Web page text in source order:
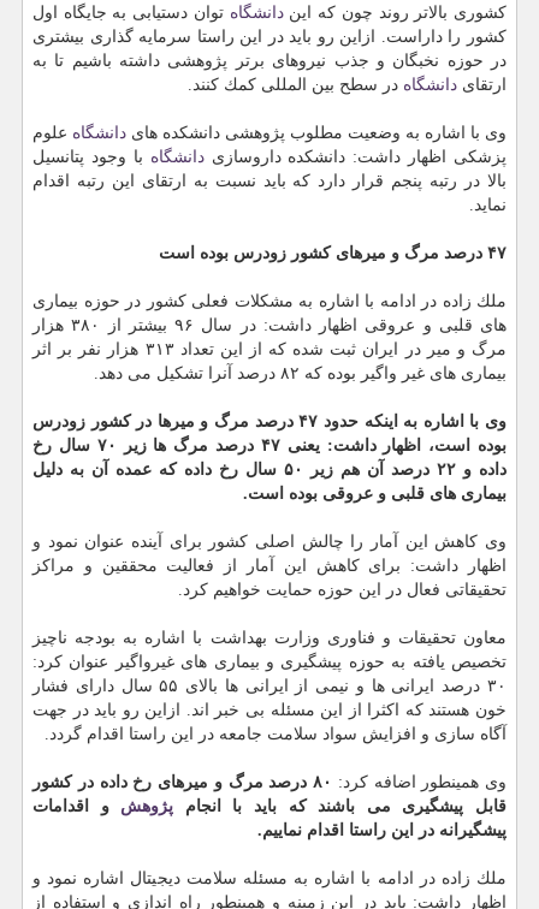
كشوری بالاتر روند چون كه ایندانشگاه توان دستیابی به جایگاه اول
كشور را داراست. ازاین رو باید در این راستا سرمایه گذاری بیشتری
در حوزه نخبگان و جذب نیروهای برتر پژوهشی داشته باشیم تا به
ارتقای دانشگاه در سطح بین المللی كمك كنند.
وی با اشاره به وضعیت مطلوب پژوهشی دانشكده های دانشگاه علوم
پزشكی اظهار داشت: دانشكده داروسازیدانشگاه با وجود پتانسیل
بالا در رتبه پنجم قرار دارد كه باید نسبت به ارتقای این رتبه اقدام
نماید.
۴۷ درصد مرگ و میرهای كشور زودرس بوده است
ملك زاده در ادامه با اشاره به مشكلات فعلی كشور در حوزه بیماری
های قلبی و عروقی اظهار داشت: در سال ۹۶ بیشتر از ۳۸۰ هزار
مرگ و میر در ایران ثبت شده كه از این تعداد ۳۱۳ هزار نفر بر اثر
بیماری های غیر واگیر بوده كه ۸۲ درصد آنرا تشكیل می دهد.
وی با اشاره به اینكه حدود ۴۷ درصد مرگ و میرها در كشور زودرس
بوده است، اظهار داشت: یعنی ۴۷ درصد مرگ ها زیر ۷۰ سال رخ
داده و ۲۲ درصد آن هم زیر ۵۰ سال رخ داده كه عمده آن به دلیل
بیماری های قلبی و عروقی بوده است.
وی كاهش این آمار را چالش اصلی كشور برای آینده عنوان نمود و
اظهار داشت: برای كاهش این آمار از فعالیت محققین و مراكز
تحقیقاتی فعال در این حوزه حمایت خواهیم كرد.
معاون تحقیقات و فناوری وزارت بهداشت با اشاره به بودجه ناچیز
تخصیص یافته به حوزه پیشگیری و بیماری های غیرواگیر عنوان كرد:
۳۰ درصد ایرانی ها و نیمی از ایرانی ها بالای ۵۵ سال دارای فشار
خون هستند كه اكثرا از این مسئله بی خبر اند. ازاین رو باید در جهت
آگاه سازی و افزایش سواد سلامت جامعه در این راستا اقدام گردد.
وی همینطور اضافه كرد:
۸۰ درصد مرگ و میرهای رخ داده در كشور
قابل پیشگیری می باشند كه باید با انجام پژوهش و اقدامات
پیشگیرانه در این راستا اقدام نماییم.
ملك زاده در ادامه با اشاره به مسئله سلامت دیجیتال اشاره نمود و
اظهار داشت: باید در این زمینه و همینطور راه اندازی و استفاده از